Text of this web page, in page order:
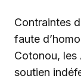
Contraintes
faute
Cotonou, les
soutien